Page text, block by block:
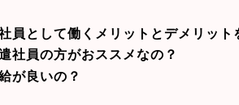
員として働くメリットとデメリット
社員の方がおススメなの？
が良いの？